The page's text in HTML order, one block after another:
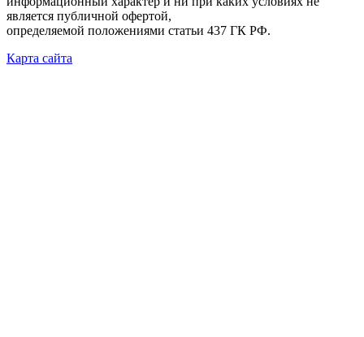
является публичной офертой,
определяемой положениями статьи 437 ГК РФ.
Карта сайта